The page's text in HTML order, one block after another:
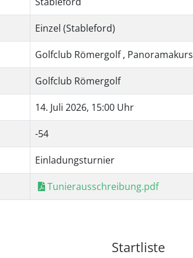
Einzel (Stableford)
Golfclub Römergolf , Panoramakurs
Golfclub Römergolf
14. Juli 2026, 15:00 Uhr
-54
Einladungsturnier
Tunierausschreibung.pdf
Startliste